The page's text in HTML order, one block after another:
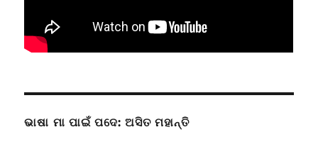
ଭାଷା ମା ପାଇଁ ପଦେ: ଅସିତ ମହାନ୍ତି